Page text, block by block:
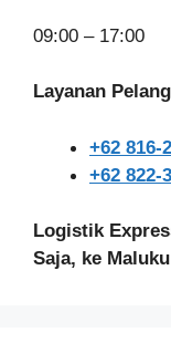
09:00 – 17:00
Layanan
+62 816-
+62 822-
Logistik
Saja, ke